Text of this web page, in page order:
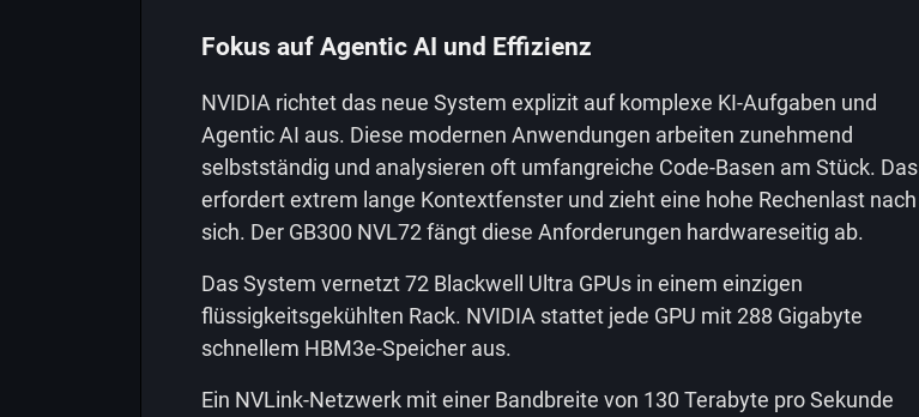
Fokus auf Agentic AI und Effizienz
NVIDIA richtet das neue System explizit auf komplexe KI-Aufgaben und
Agentic AI aus. Diese modernen Anwendungen arbeiten zunehmend
selbstständig und analysieren oft umfangreiche Code-Basen am Stück. Das
erfordert extrem lange Kontextfenster und zieht eine hohe Rechenlast nach
sich. Der GB300 NVL72 fängt diese Anforderungen hardwareseitig ab.
Das System vernetzt 72 Blackwell Ultra GPUs in einem einzigen
flüssigkeitsgekühlten Rack. NVIDIA stattet jede GPU mit 288 Gigabyte
schnellem HBM3e-Speicher aus.
Ein NVLink-Netzwerk mit einer Bandbreite von 130 Terabyte pro Sekunde